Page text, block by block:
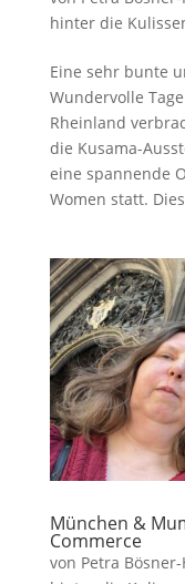
hinter die
Eine sehr bunte
Wundervolle
Rheinland
die Kusama-
eine spannende
Women statt.
München &
Commerce
von Petra